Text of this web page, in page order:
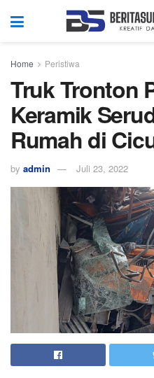
Home Peristiwa
Truk Tronton
Keramik
Rumah di
by admin Juli 23, 2022